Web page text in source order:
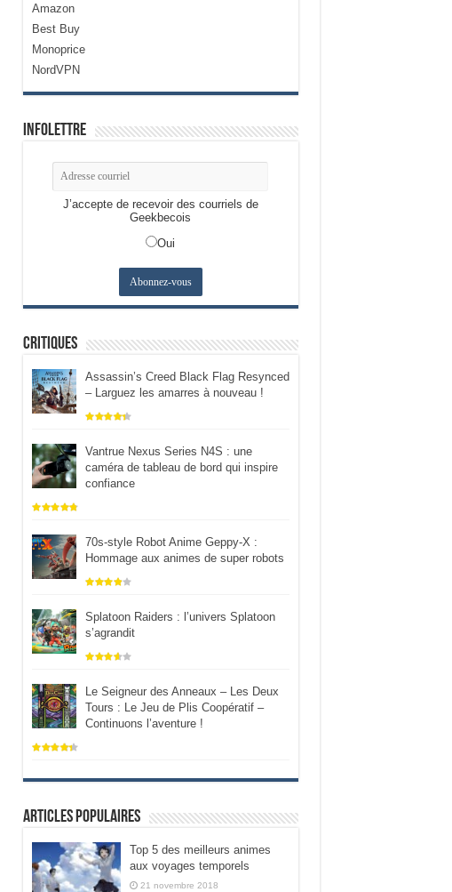
Amazon
Best Buy
Monoprice
NordVPN
Infolettre
J’accepte de recevoir des courriels de
Geekbecois
Oui
Critiques
Assassin’s Creed Black Flag Resynced
– Larguez les amarres à nouveau !
Vantrue Nexus Series N4S : une
caméra de tableau de bord qui inspire
confiance
70s-style Robot Anime Geppy-X :
Hommage aux animes de super robots
Splatoon Raiders : l’univers Splatoon
s’agrandit
Le Seigneur des Anneaux – Les Deux
Tours : Le Jeu de Plis Coopératif –
Continuons l’aventure !
Articles populaires
Top 5 des meilleurs animes
aux voyages temporels
21 novembre 2018